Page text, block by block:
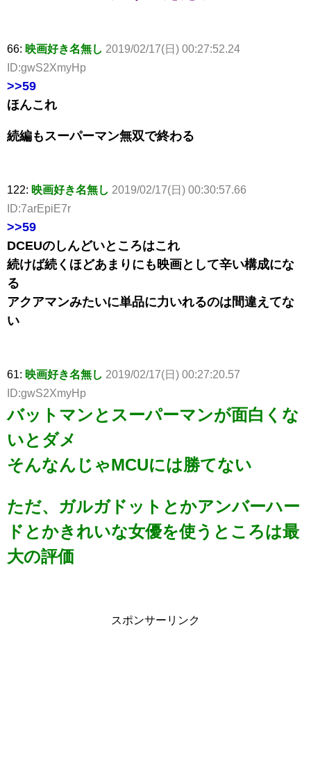
66: 映画好き名無し 2019/02/17(日) 00:27:52.24
ID:gwS2XmyHp
>>59
ほんこれ
続編もスーパーマン無双で終わる
122: 映画好き名無し 2019/02/17(日) 00:30:57.66
ID:7arEpiE7r
>>59
DCEUのしんどいところはこれ
続けば続くほどあまりにも映画として辛い構成にな
る
アクアマンみたいに単品に力いれるのは間違えてな
い
61: 映画好き名無し 2019/02/17(日) 00:27:20.57
ID:gwS2XmyHp
バットマンとスーパーマンが面白くな
いとダメ
そんなんじゃMCUには勝てない
ただ、ガルガドットとかアンバーハー
ドとかきれいな女優を使うところは最
大の評価
スポンサーリンク